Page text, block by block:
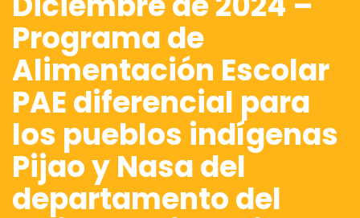
Programa de
Alimentación Escolar
PAE diferencial para
los pueblos indígenas
Pijao y Nasa del
departamento del